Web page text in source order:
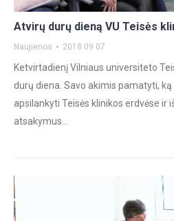
Atvirų durų dieną VU Teisės
Naujienos 2018 09 07
Ketvirtadienį Vilniaus universiteto
durų diena. Savo akimis pamatyti,
apsilankyti Teisės klinikos erdvėse ir
atsakymus…